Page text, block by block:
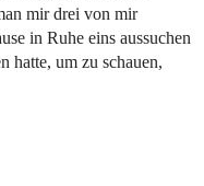
mir drei von mir
in Ruhe eins aussuchen
hatte, um zu schauen,